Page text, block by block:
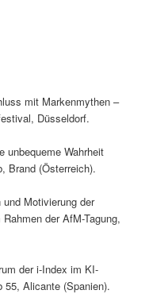
mit Markenmythen –
Düsseldorf.
unbequeme Wahrheit
Brand (Österreich).
und Motivierung der
der AfM-Tagung,
der i-Index im KI-
55, Alicante (Spanien).